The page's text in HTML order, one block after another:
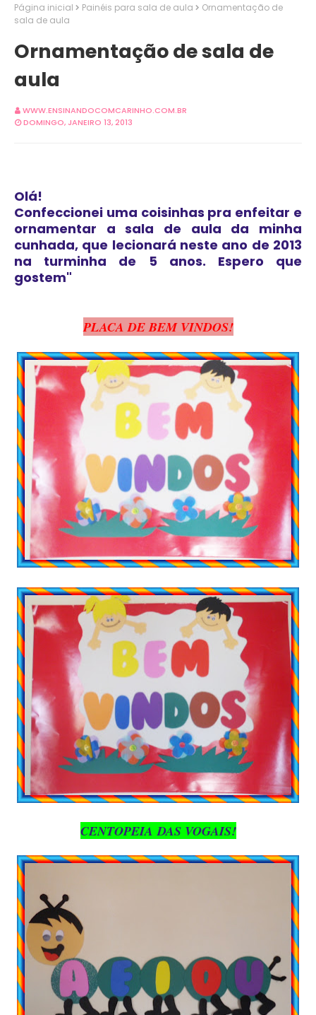
Página inicial Painéis para sala de aula
Ornamentação de
sala de aula
Ornamentação de sala de
aula
WWW.ENSINANDOCOMCARINHO.COM.BR
DOMINGO, JANEIRO 13, 2013
Olá!
Confeccionei uma coisinhas pra enfeitar e
ornamentar a sala de aula da minha
cunhada, que lecionará neste ano de 2013
na turminha de 5 anos. Espero que
gostem"
PLACA DE BEM VINDOS!
CENTOPEIA DAS VOGAIS!